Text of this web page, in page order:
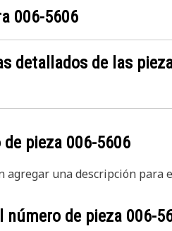
006-5606
detallados de las
de pieza 006-5606
agregar una descripción para
número de pieza 006-